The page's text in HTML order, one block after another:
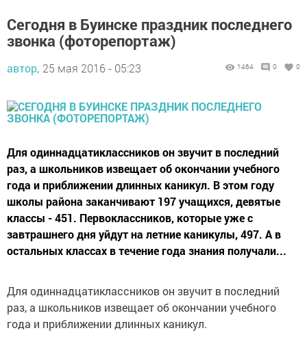
Сегодня в Буинске праздник последнего
звонка (фоторепортаж)
автор, 25 мая 2016 - 05:23 1464 0 0
Для одиннадцатиклассников он звучит в последний
раз, а школьников извещает об окончании учебного
года и приближении длинных каникул. В этом году
школы района заканчивают 197 учащихся, девятые
классы - 451. Первоклассников, которые уже с
завтрашнего дня уйдут на летние каникулы, 497. А в
остальных классах в течение года знания получали...
Для одиннадцатиклассников он звучит в последний
раз, а школьников извещает об окончании учебного
года и приближении длинных каникул.